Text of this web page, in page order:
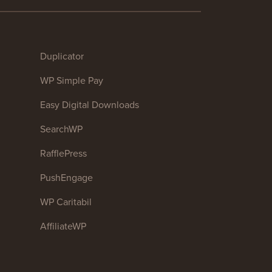
Duplicator
WP Simple Pay
Easy Digital Downloads
SearchWP
RafflePress
PushEngage
WP Caritabil
AffiliateWP